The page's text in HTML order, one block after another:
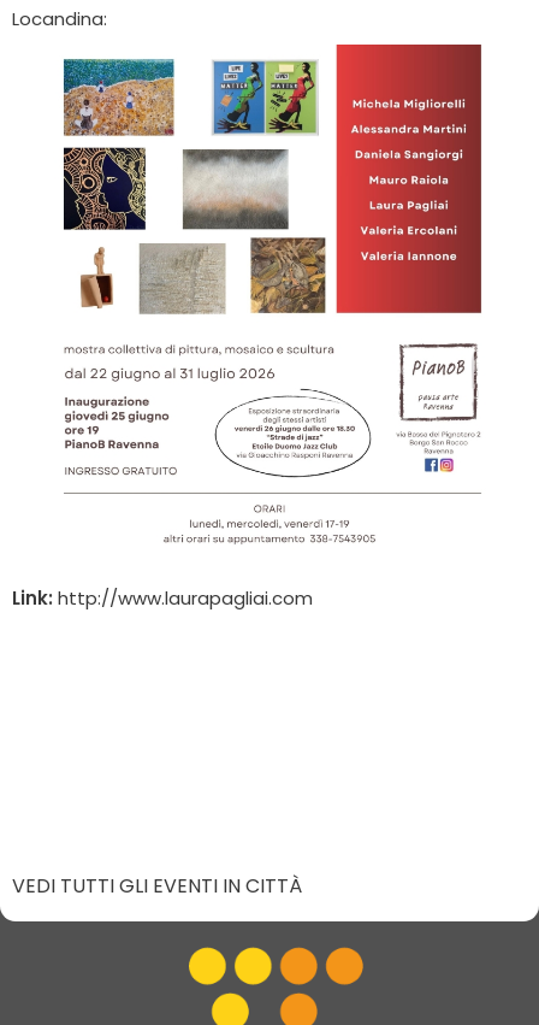
Locandina:
Link: http://www.laurapagliai.com
VEDI TUTTI GLI EVENTI IN CITTÀ